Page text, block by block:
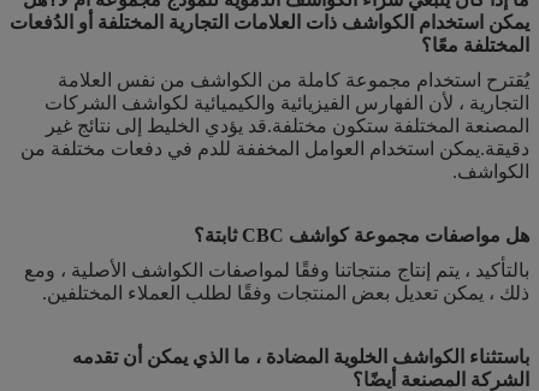
يمكن استخدام الكواشف ذات العلامات التجارية المختلفة أو الدُفعات
المختلفة معًا؟
يُقترح استخدام مجموعة كاملة من الكواشف من نفس العلامة
التجارية ، لأن الفهارس الفيزيائية والكيميائية لكواشف الشركات
المصنعة المختلفة ستكون مختلفة.قد يؤدي الخليط إلى نتائج غير
دقيقة.يمكن استخدام العوامل المخففة للدم في دفعات مختلفة من
الكواشف.
هل مواصفات مجموعة كواشف CBC ثابتة؟
بالتأكيد ، يتم إنتاج منتجاتنا وفقًا لمواصفات الكواشف الأصلية ، ومع
ذلك ، يمكن تعديل بعض المنتجات وفقًا لطلب العملاء المختلفين.
باستثناء الكواشف الخلوية المضادة ، ما الذي يمكن أن تقدمه
الشركة المصنعة أيضًا؟